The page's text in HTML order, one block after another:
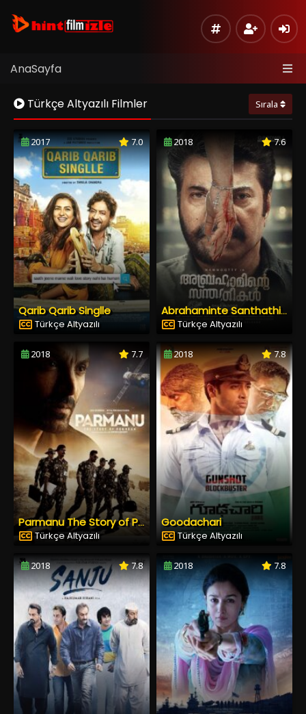
AnaSayfa
Türkçe Altyazılı Filmler Sırala
2017 7.0
Qarib Qarib Singlle
Türkçe Altyazılı
2018 7.6
Abrahaminte Santhathikal
Türkçe Altyazılı
2018 7.7
Parmanu The Story of Pokhran
Türkçe Altyazılı
2018 7.8
Goodachari
Türkçe Altyazılı
2018 7.8 2018 7.8